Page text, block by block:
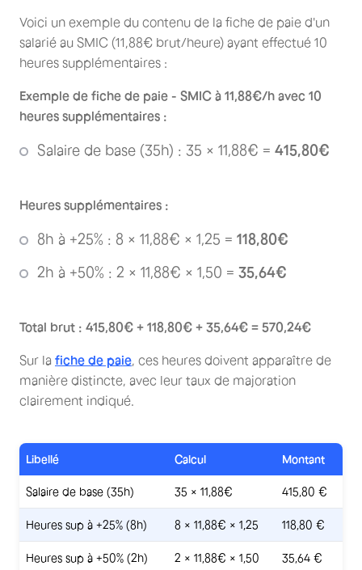
Voici un exemple du contenu de la fiche de paie d'un
salarié au SMIC (11,88€ brut/heure) ayant effectué 10
heures supplémentaires :
Exemple de fiche de paie - SMIC à 11,88€/h avec 10
heures supplémentaires :
Salaire de base (35h) : 35 × 11,88€ = 415,80€
Heures supplémentaires :
8h à +25% : 8 × 11,88€ × 1,25 = 118,80€
2h à +50% : 2 × 11,88€ × 1,50 = 35,64€
Total brut : 415,80€ + 118,80€ + 35,64€ = 570,24€
Sur la fiche de paie , ces heures doivent apparaître de
manière distincte, avec leur taux de majoration
clairement indiqué.
Libellé Calcul Montant
Salaire de base (35h) 35 × 11,88€ 415,80 €
Heures sup à +25% (8h) 8 × 11,88€ × 1,25 118,80 €
Heures sup à +50% (2h) 2 × 11,88€ × 1,50 35,64 €